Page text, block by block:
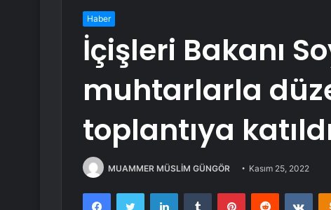
Haber
İçişleri Bakanı
muhtarlarla
toplantıya
MUAMMER MÜSLİM GÜNGÖR Kasım 25, 2022
FacebookTwitter LinkedInTumblr PinterestReddit